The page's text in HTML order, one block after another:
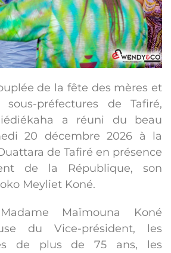
de la fête des mères et
préfectures de Tafiré,
a réuni du beau
20 décembre 2026 à la
de Tafiré en présence
de la République, son
Meyliet Koné.
Maïmouna Koné
du Vice-président, les
de plus de 75 ans, les